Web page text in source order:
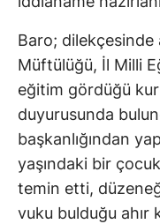
Baro; dilekçesinde
Müftülüğü, İl Milli
eğitim gördüğü
duyurusunda
başkanlığından
yaşındaki bir
temin etti,
vuku bulduğu ahır